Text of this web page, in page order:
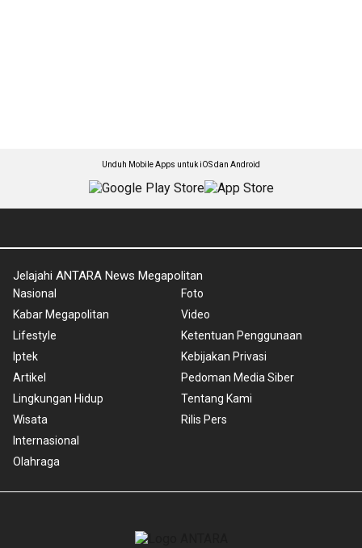
Unduh Mobile Apps untuk iOS dan Android
Jelajahi ANTARA News Megapolitan
Nasional
Kabar Megapolitan
Lifestyle
Iptek
Artikel
Lingkungan Hidup
Wisata
Internasional
Olahraga
Foto
Video
Ketentuan Penggunaan
Kebijakan Privasi
Pedoman Media Siber
Tentang Kami
Rilis Pers